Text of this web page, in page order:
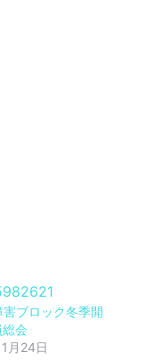
ブロック冬季開
会
月24日